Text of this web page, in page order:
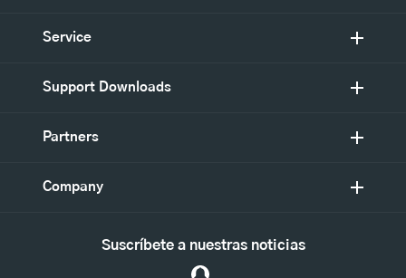
Service
Support Downloads
Partners
Company
Suscríbete a nuestras noticias